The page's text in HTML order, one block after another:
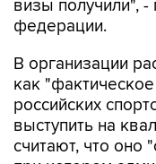
В организации
российских
выступить на
считают, что оно
при котором
напрямую влиять